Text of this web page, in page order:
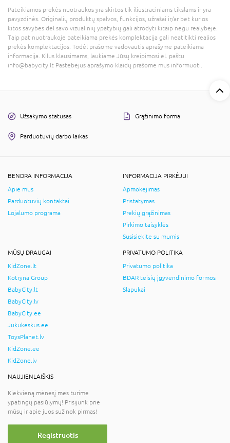
Pateikiamos prekės nuotraukos yra skirtos tik iliustraciniams tikslams ir yra
pavyzdinės. Originalių produktų spalvos, funkcijos, užrašai ir/ar bet kurios
kitos savybės dėl savo vizualinių ypatybių gali atrodyti kitaip negu realybėje.
Taip pat nuotraukoje pateikiama prekės komplektacija gali neatitikti realios
prekės komplektacijos. Todėl prašome vadovautis aprašyme pateikiama
informacija. Kilus klausimams, laukiame Jūsų kreipimosi el. paštu
info@babycity.lt Pastebėjus aprašymo klaidų prašome mus informuoti.
Užsakymo statusas Grąžinimo forma
Parduotuvių darbo laikas
BENDRA INFORMACIJA
Apie mus
Parduotuvių kontaktai
Lojalumo programa
INFORMACIJA PIRKĖJUI
Apmokėjimas
Pristatymas
Prekių grąžinimas
Pirkimo taisyklės
Susisiekite su mumis
MŪSŲ DRAUGAI
KidZone.lt
Kotryna Group
BabyCity.lt
BabyCity.lv
BabyCity.ee
Jukukeskus.ee
ToysPlanet.lv
KidZone.ee
KidZone.lv
PRIVATUMO POLITIKA
Privatumo politika
BDAR teisių įgyvendinimo formos
Slapukai
NAUJIENLAIŠKIS
Kiekvieną mėnesį mes turime
ypatingų pasiūlymų! Prisijunk prie
mūsų ir apie juos sužinok pirmas!
Registruotis